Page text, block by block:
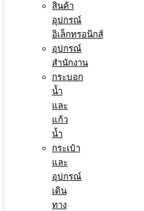
สินค้า
อุปกรณ์
อิเล็กทรอนิกส์
อุปกรณ์
สำนักงาน
กระบอก
น้ำ
และ
แก้ว
น้ำ
กระเป๋า
และ
อุปกรณ์
เดิน
ทาง